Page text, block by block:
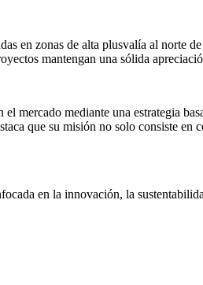
en zonas de alta plusvalía al norte
mantengan una sólida
el mercado mediante una estrategia
que su misión no solo consiste
en la innovación, la